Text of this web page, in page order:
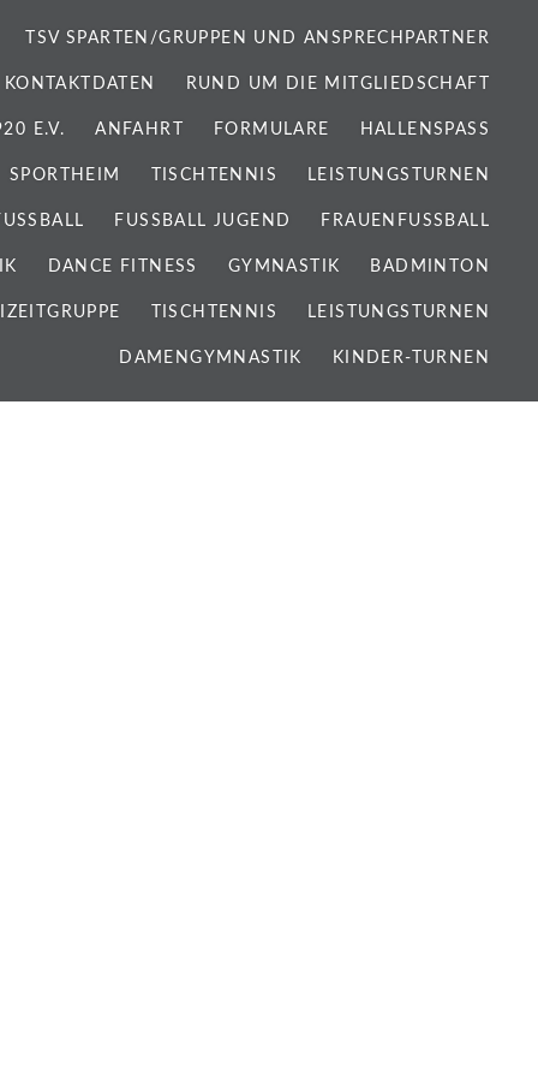
TSV SPARTEN/GRUPPEN UND ANSPRECHPARTNER
RUND UM DIE MITGLIEDSCHAFT
E.V. ANFAHRT FORMULARE HALLENSPASS
SPORTHEIM TISCHTENNIS LEISTUNGSTURNEN
FUSSBALL JUGEND FRAUENFUSSBALL
DANCE FITNESS GYMNASTIK BADMINTON
TISCHTENNIS LEISTUNGSTURNEN
DAMENGYMNASTIK KINDER-TURNEN